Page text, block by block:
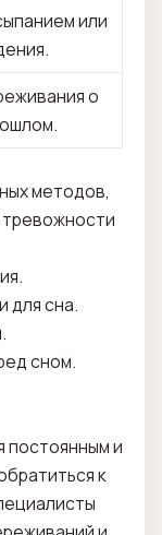
или
о
методов,
тревожности
для сна.
сном.
постоянным и
к